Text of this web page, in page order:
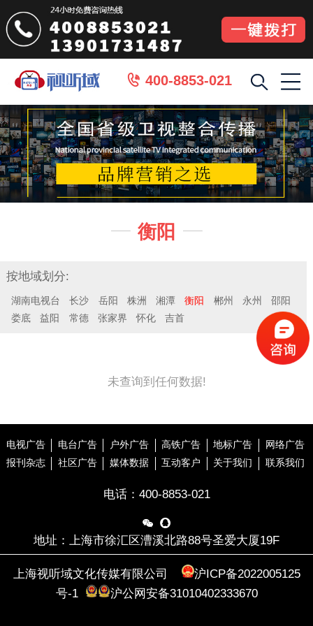
 400-8853-021
 衡阳 
按地域划分:
湖南电视台 长沙 岳阳 株洲 湘潭 衡阳 郴州 永州
邵阳
娄底
益阳 常德 张家界 怀化 吉首
未查询到任何数据!
电视广告 电台广告 户外广告 高铁广告 地标广告
网络广告
报刊杂志
社区广告 媒体数据 互动客户 关于我们 联系我们
电话： 400-8853-021
 
地址：上海市徐汇区漕溪北路88号圣爱大厦19F
上海视听域文化传媒有限公司
沪ICP备2022005125
号-1
沪公网安备31010402333670